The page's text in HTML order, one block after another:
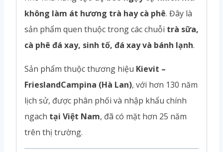
không làm át hương trà hay cà phê. Đây là
sản phẩm quen thuộc trong các chuỗi trà sữa,
cà phê đá xay, sinh tố, đá xay và bánh lạnh.
Sản phẩm thuộc thương hiệu Kievit –
FrieslandCampina (Hà Lan), với hơn 130 năm
lịch sử, được phân phối và nhập khẩu chính
ngach tại Việt Nam, đã có mặt hơn 25 năm
trên thị trường.